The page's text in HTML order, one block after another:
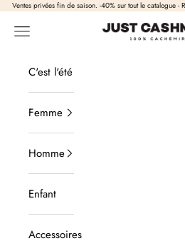
Passer au contenu
Ventes privées fin de saison. -40% sur tout le catalogue
Just Cashmere
Ouvrir la navigation
C'est l'été
Femme
Homme
Enfant
Accessoires